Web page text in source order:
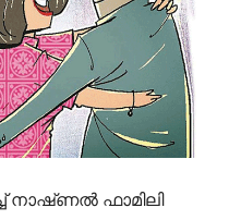
നാഷ്‌ണൽ ഫാമിലി